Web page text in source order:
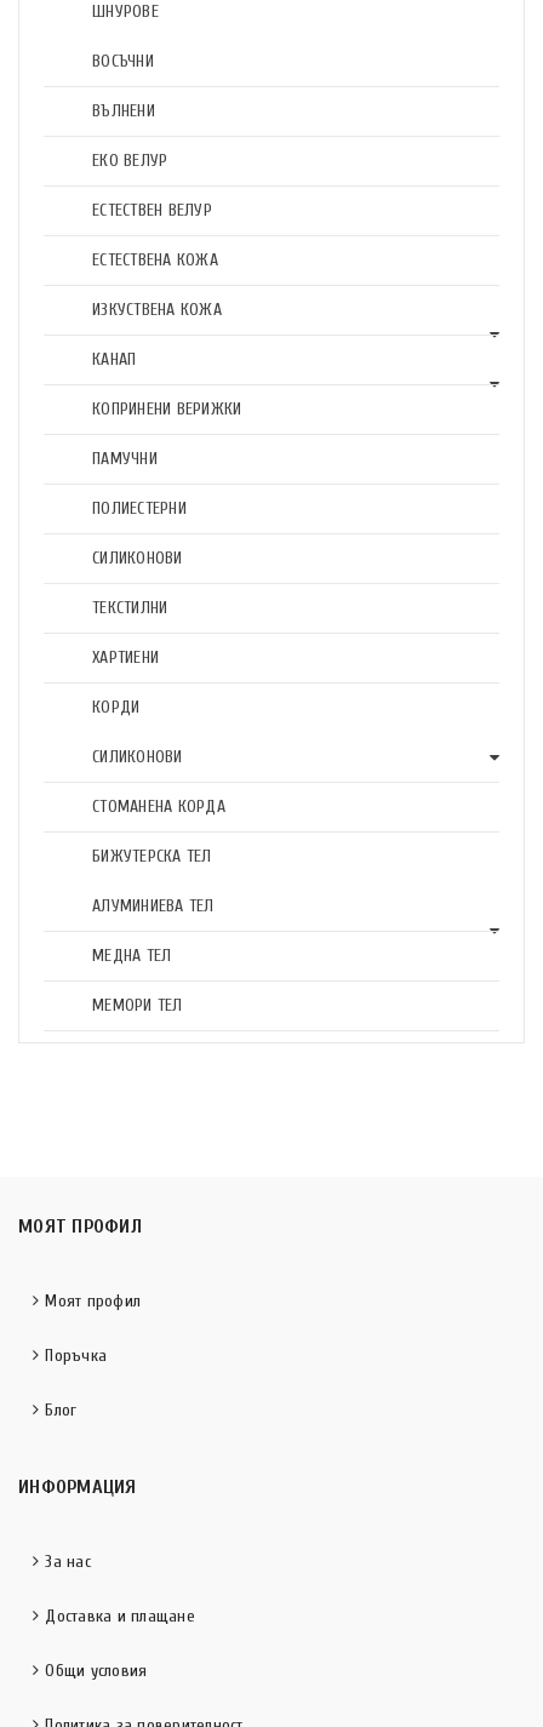
ШНУРОВЕ
ВОСЪЧНИ
ВЪЛНЕНИ
ЕКО ВЕЛУР
ЕСТЕСТВЕН ВЕЛУР
ЕСТЕСТВЕНА КОЖА
ИЗКУСТВЕНА КОЖА
КАНАП
КОПРИНЕНИ ВЕРИЖКИ
ПАМУЧНИ
ПОЛИЕСТЕРНИ
СИЛИКОНОВИ
ТЕКСТИЛНИ
ХАРТИЕНИ
КОРДИ
СИЛИКОНОВИ
СТОМАНЕНА КОРДА
БИЖУТЕРСКА ТЕЛ
АЛУМИНИЕВА ТЕЛ
МЕДНА ТЕЛ
МЕМОРИ ТЕЛ
МОЯТ ПРОФИЛ
Моят профил
Поръчка
Блог
ИНФОРМАЦИЯ
За нас
Доставка и плащане
Общи условия